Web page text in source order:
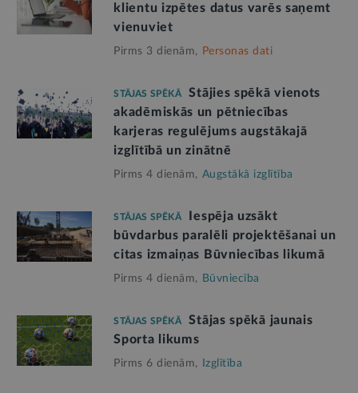
klientu izpētes datus varēs saņemt
vienuviet
Pirms 3 dienām, Personas dati
STĀJAS SPĒKĀ
Stājies spēkā vienots
akadēmiskās un pētniecības
karjeras regulējums augstākajā
izglītībā un zinātnē
Pirms 4 dienām, Augstākā izglītība
STĀJAS SPĒKĀ
Iespēja uzsākt
būvdarbus paralēli projektēšanai un
citas izmaiņas Būvniecības likumā
Pirms 4 dienām, Būvniecība
STĀJAS SPĒKĀ
Stājas spēkā jaunais
Sporta likums
Pirms 6 dienām, Izglītība